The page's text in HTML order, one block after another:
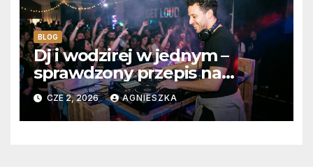
BLOG
Dj i wodzirej w jednym –
sprawdzony przepis na
niezapomniane wesele z
pełnym parkietem
CZE 2, 2026 AGNIESZKA